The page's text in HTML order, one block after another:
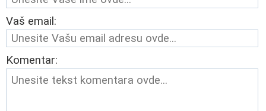
Vaš email:
Komentar: